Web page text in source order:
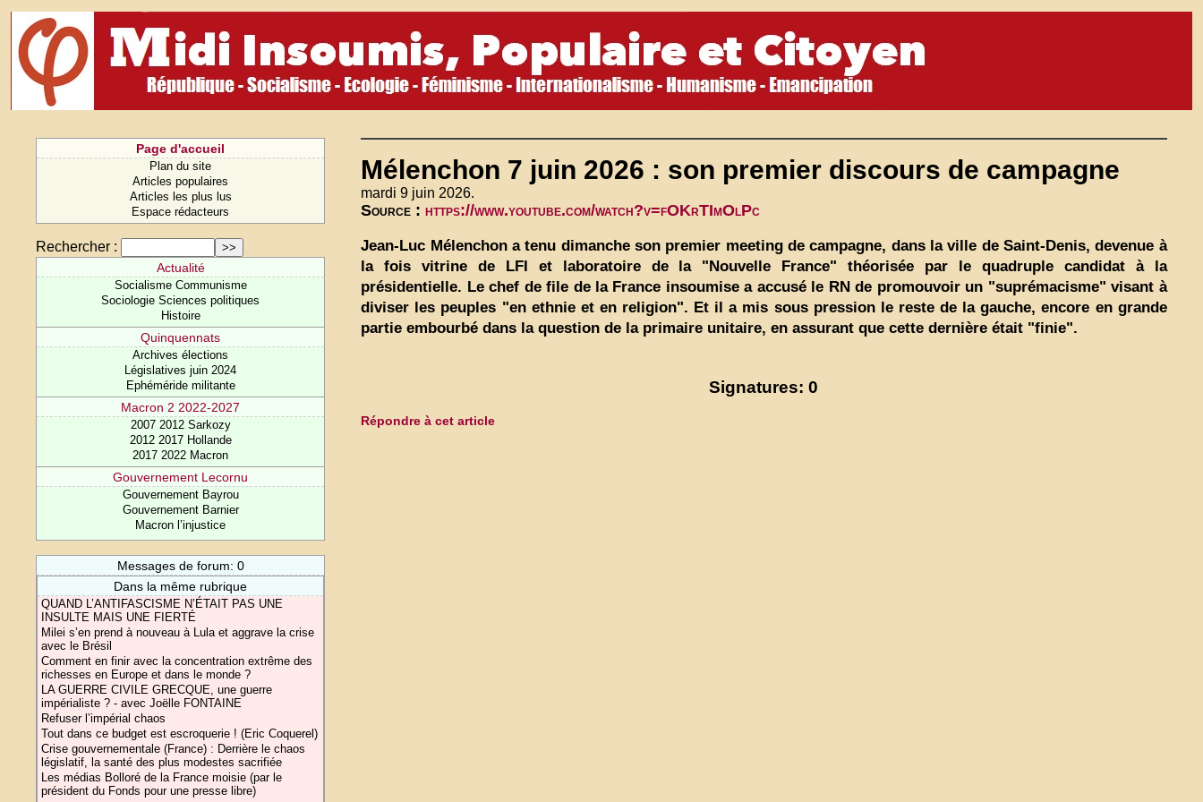
Page d'accueil
Plan du site
Articles populaires
Articles les plus lus
Espace rédacteurs
Rechercher :
Actualité
Socialisme Communisme
Sociologie Sciences politiques
Histoire
Quinquennats
Archives élections
Législatives juin 2024
Ephéméride militante
Macron 2 2022-2027
2007 2012 Sarkozy
2012 2017 Hollande
2017 2022 Macron
Gouvernement Lecornu
Gouvernement Bayrou
Gouvernement Barnier
Macron l’injustice
Messages de forum: 0
Dans la même rubrique
QUAND L’ANTIFASCISME N’ÉTAIT PAS UNE
INSULTE MAIS UNE FIERTÉ
Milei s’en prend à nouveau à Lula et aggrave la crise
avec le Brésil
Comment en finir avec la concentration extrême des
richesses en Europe et dans le monde ?
LA GUERRE CIVILE GRECQUE, une guerre
impérialiste ? - avec Joëlle FONTAINE
Refuser l’impérial chaos
Tout dans ce budget est escroquerie ! (Eric Coquerel)
Crise gouvernementale (France) : Derrière le chaos
législatif, la santé des plus modestes sacrifiée
Les médias Bolloré de la France moisie (par le
président du Fonds pour une presse libre)
Mélenchon 7 juin 2026 : son premier discours de campagne
mardi 9 juin 2026.
Source :https://www.youtube.com/watch?v=fOKrTImOlPc
Jean-Luc Mélenchon a tenu dimanche son premier meeting de campagne, dans la ville de Saint-Denis, devenue à
la fois vitrine de LFI et laboratoire de la "Nouvelle France" théorisée par le quadruple candidat à la
présidentielle. Le chef de file de la France insoumise a accusé le RN de promouvoir un "suprémacisme" visant à
diviser les peuples "en ethnie et en religion". Et il a mis sous pression le reste de la gauche, encore en grande
partie embourbé dans la question de la primaire unitaire, en assurant que cette dernière était "finie".
Signatures: 0
Répondre à cet article